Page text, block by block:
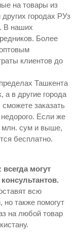
на товары из
городах РУз
В наших
Более
клиентов до
Ташкента
а в другие города
заказать
Если же
млн. сум и выше,
бесплатно.
могут
всю
также помогут
на любой товар